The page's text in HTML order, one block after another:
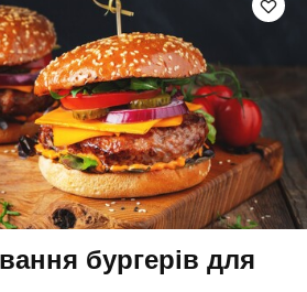
бургерів для